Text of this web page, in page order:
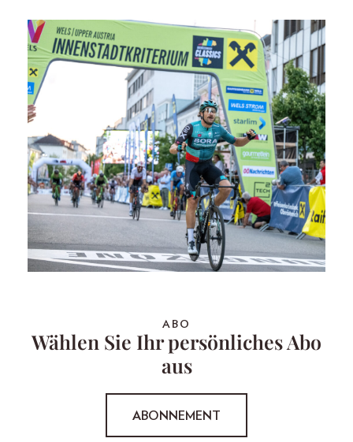
ABO
Wählen Sie Ihr persönliches Abo
aus
ABONNEMENT